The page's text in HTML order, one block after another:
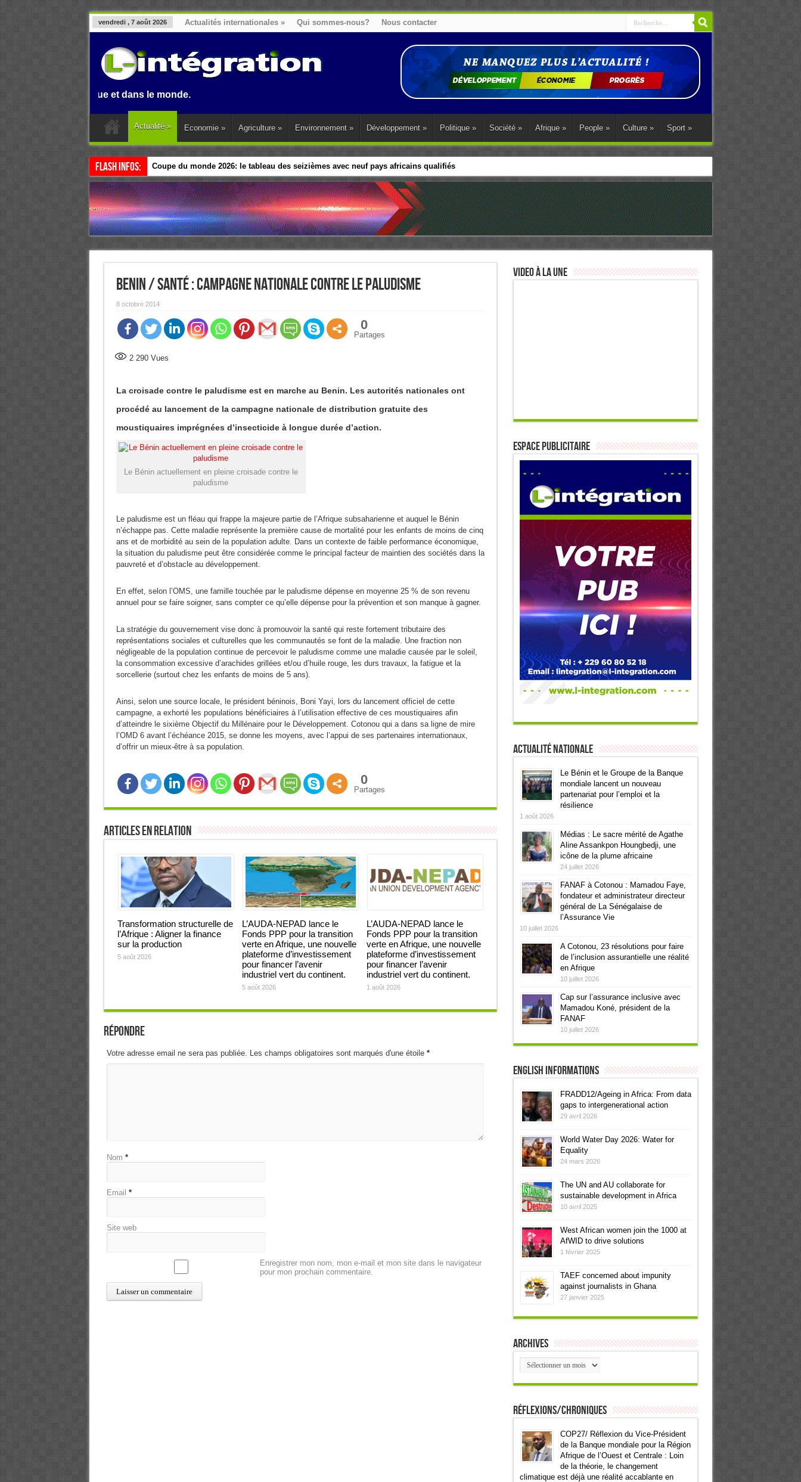
vendredi , 7 août 2026 Actualités internationales » Qui sommes-nous? Nous contacter
en Afrique et dans le monde.
Actualité » Economie » Agriculture » Environnement » Développement » Politique » Société » Afrique » People » Culture » Sport »
Flash Infos: Coupe du monde 2026: le tableau des seizièmes avec neuf pays africains qualifiés
Esclavage: à Accra, l’Afrique et sa diaspora tentent de parler d’une seule voix sur la question des réparations
Benin / Santé : Campagne nationale contre le paludisme
8 octobre 2014
0
Partages
2 290Vues
La croisade contre le paludisme est en marche au Benin. Les autorités nationales ont
procédé au lancement de la campagne nationale de distribution gratuite des
moustiquaires imprégnées d’insecticide à longue durée d’action.
Le Bénin actuellement en pleine croisade contre le
paludisme
Le paludisme est un fléau qui frappe la majeure partie de l’Afrique subsaharienne et auquel le Bénin
n’échappe pas. Cette maladie représente la première cause de mortalité pour les enfants de moins de cinq
ans et de morbidité au sein de la population adulte. Dans un contexte de faible performance économique,
la situation du paludisme peut être considérée comme le principal facteur de maintien des sociétés dans la
pauvreté et d’obstacle au développement.
En effet, selon l’OMS, une famille touchée par le paludisme dépense en moyenne 25 % de son revenu
annuel pour se faire soigner, sans compter ce qu’elle dépense pour la prévention et son manque à gagner.
La stratégie du gouvernement vise donc à promouvoir la santé qui reste fortement tributaire des
représentations sociales et culturelles que les communautés se font de la maladie. Une fraction non
négligeable de la population continue de percevoir le paludisme comme une maladie causée par le soleil,
la consommation excessive d’arachides grillées et/ou d’huile rouge, les durs travaux, la fatigue et la
sorcellerie (surtout chez les enfants de moins de 5 ans).
Ainsi, selon une source locale, le président béninois, Boni Yayi, lors du lancement officiel de cette
campagne, a exhorté les populations bénéficiaires à l’utilisation effective de ces moustiquaires afin
d’atteindre le sixième Objectif du Millénaire pour le Développement. Cotonou qui a dans sa ligne de mire
l’OMD 6 avant l’échéance 2015, se donne les moyens, avec l’appui de ses partenaires internationaux,
d’offrir un mieux-être à sa population.
0
Partages
Articles en relation
Transformation structurelle de
l’Afrique : Aligner la finance
sur la production
5 août 2026
L’AUDA-NEPAD lance le
Fonds PPP pour la transition
verte en Afrique, une nouvelle
plateforme d’investissement
pour financer l’avenir
industriel vert du continent.
5 août 2026
L’AUDA-NEPAD lance le
Fonds PPP pour la transition
verte en Afrique, une nouvelle
plateforme d’investissement
pour financer l’avenir
industriel vert du continent.
1 août 2026
Répondre
Votre adresse email ne sera pas publiée. Les champs obligatoires sont marqués d'une étoile *
Nom *
Email *
Site web
Enregistrer mon nom, mon e-mail et mon site dans le navigateur
pour mon prochain commentaire.
Video à la Une
ESPACE PUBLICITAIRE
Actualité Nationale
Le Bénin et le Groupe de la Banque
mondiale lancent un nouveau
partenariat pour l’emploi et la
résilience
1 août 2026
Médias : Le sacre mérité de Agathe
Aline Assankpon Houngbedji, une
icône de la plume africaine
24 juillet 2026
FANAF à Cotonou : Mamadou Faye,
fondateur et administrateur directeur
général de La Sénégalaise de
l’Assurance Vie
10 juillet 2026
A Cotonou, 23 résolutions pour faire
de l’inclusion assurantielle une réalité
en Afrique
10 juillet 2026
Cap sur l’assurance inclusive avec
Mamadou Koné, président de la
FANAF
10 juillet 2026
English informations
FRADD12/Ageing in Africa: From data
gaps to intergenerational action
29 avril 2026
World Water Day 2026: Water for
Equality
24 mars 2026
The UN and AU collaborate for
sustainable development in Africa
10 avril 2025
West African women join the 1000 at
AfWID to drive solutions
1 février 2025
TAEF concerned about impunity
against journalists in Ghana
27 janvier 2025
Archives
Archives
Réflexions/Chroniques
COP27/ Réflexion du Vice-Président
de la Banque mondiale pour la Région
Afrique de l’Ouest et Centrale : Loin
de la théorie, le changement
climatique est déjà une réalité accablante en